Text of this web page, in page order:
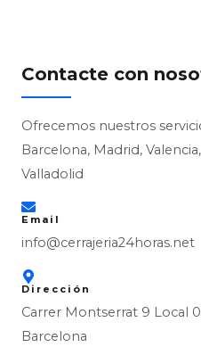
Contacte con
Ofrecemos nuestros
Barcelona, Madrid,
Valladolid
Email
info@cerrajeria24horas.net
Dirección
Carrer Montserrat 9 Local
Barcelona